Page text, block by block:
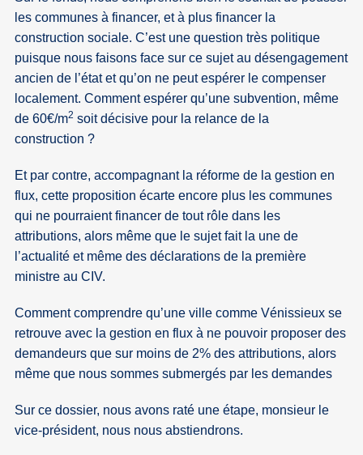
les communes à financer, et à plus financer la
construction sociale. C’est une question très politique
puisque nous faisons face sur ce sujet au désengagement
ancien de l’état et qu’on ne peut espérer le compenser
localement. Comment espérer qu’une subvention, même
de 60€/m2 soit décisive pour la relance de la
construction ?
Et par contre, accompagnant la réforme de la gestion en
flux, cette proposition écarte encore plus les communes
qui ne pourraient financer de tout rôle dans les
attributions, alors même que le sujet fait la une de
l’actualité et même des déclarations de la première
ministre au CIV.
Comment comprendre qu’une ville comme Vénissieux se
retrouve avec la gestion en flux à ne pouvoir proposer des
demandeurs que sur moins de 2% des attributions, alors
même que nous sommes submergés par les demandes
Sur ce dossier, nous avons raté une étape, monsieur le
vice-président, nous nous abstiendrons.